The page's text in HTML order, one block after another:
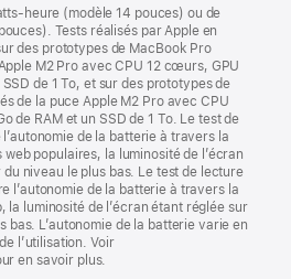
heure (modèle 14 pouces) ou de
Tests réalisés par Apple en
des prototypes de MacBook Pro
M2 Pro avec CPU 12 cœurs, GPU
de 1 To, et sur des prototypes de
de la puce Apple M2 Pro avec CPU
de RAM et un SSD de 1 To. Le test de
de la batterie à travers la
populaires, la luminosité de l’écran
niveau le plus bas. Le test de lecture
l’autonomie de la batterie à travers la
la luminosité de l’écran étant réglée sur
L’autonomie de la batterie varie en
l’utilisation. Voir
en savoir plus.